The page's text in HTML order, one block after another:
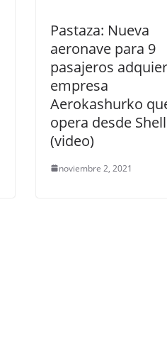
Pastaza: Nueva
aeronave para 9
pasajeros
empresa
Aerokashurko
opera desde Shell
(video)
noviembre 2, 2021